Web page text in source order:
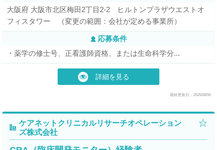
大阪府 大阪市北区梅田2丁目2-2 ヒルトンプラザウエストオ
フィスタワー （変更の範囲：会社が定める事業所）
応募条件
・薬学の修士号、正看護師資格、または生命科学分...
詳細を見る
最終更新日：2026/08/06
ケアネットクリニカルリサーチオペレーション
ズ株式会社